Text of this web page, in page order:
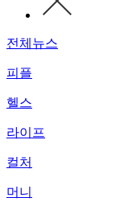
전체뉴스
피플
헬스
라이프
컬처
머니